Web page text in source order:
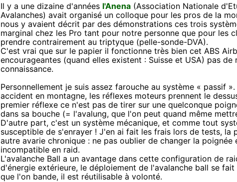
Il y a une dizaine d'années l'Anena (Association Nationale
Avalanches) avait organisé un colloque pour les pros de la
nous y avaient décrit par des démonstrations ces trois
marginal chez les Pro tant pour notre personne que pour les
prendre contrairement au triptyque (pelle-sonde-DVA).
C'est vrai que sur le papier il fonctionne très bien cet ABS
encourageantes (quand elles existent : Suisse et USA) pas
connaissance.
Personnellement je suis assez farouche au système « passif
accident en montagne, les réflexes moteurs prennent le
premier réflexe ce n'est pas de tirer sur une quelconque
dans sa bouche (= l'avalung, que l'on peut quand même
D'autre part, c'est un système mécanique, et comme tout
susceptible de s'enrayer ! J'en ai fait les frais lors de tests, la
autre avarie chronique : ne pas oublier de changer la
incompatible en raid.
L'avalanche Ball a un avantage dans cette configuration de
d'énergie extérieure, le déploiement de l'avalanche ball se
que l'on bande, il est réutilisable à volonté.